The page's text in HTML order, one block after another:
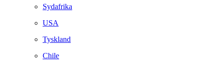
Sydafrika
USA
Tyskland
Chile